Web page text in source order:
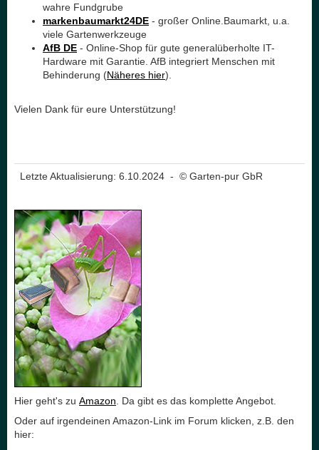
wahre Fundgrube
markenbaumarkt24DE - großer Online.Baumarkt, u.a.
viele Gartenwerkzeuge
AfB DE - Online-Shop für gute generalüberholte IT-
Hardware mit Garantie. AfB integriert Menschen mit
Behinderung (Näheres hier).
Vielen Dank für eure Unterstützung!
Letzte Aktualisierung: 6.10.2024 - © Garten-pur GbR
Hier geht's zu Amazon . Da gibt es das komplette Angebot.
Oder auf irgendeinen Amazon-Link im Forum klicken, z.B. den
hier: